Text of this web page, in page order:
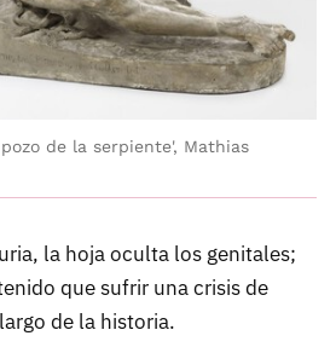
de la serpiente', Mathias
la hoja oculta los genitales;
que sufrir una crisis de
de la historia.